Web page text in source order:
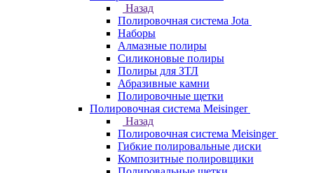
Назад
Полировочная система Jota
Наборы
Алмазные полиры
Силиконовые полиры
Полиры для ЗТЛ
Абразивные камни
Полировочные щетки
Полировочная система Meisinger
Назад
Полировочная система Meisinger
Гибкие полировальные диски
Композитные полировщики